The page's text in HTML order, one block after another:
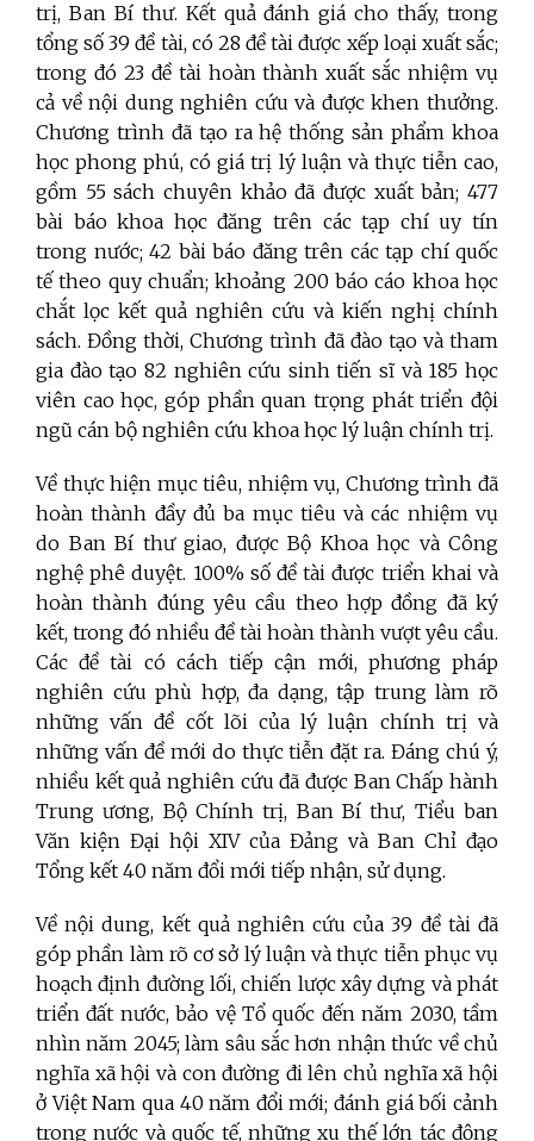
trị, Ban Bí thư. Kết quả đánh giá cho thấy, trong
tổng số 39 đề tài, có 28 đề tài được xếp loại xuất sắc;
trong đó 23 đề tài hoàn thành xuất sắc nhiệm vụ
cả về nội dung nghiên cứu và được khen thưởng.
Chương trình đã tạo ra hệ thống sản phẩm khoa
học phong phú, có giá trị lý luận và thực tiễn cao,
gồm 55 sách chuyên khảo đã được xuất bản; 477
bài báo khoa học đăng trên các tạp chí uy tín
trong nước; 42 bài báo đăng trên các tạp chí quốc
tế theo quy chuẩn; khoảng 200 báo cáo khoa học
chắt lọc kết quả nghiên cứu và kiến nghị chính
sách. Đồng thời, Chương trình đã đào tạo và tham
gia đào tạo 82 nghiên cứu sinh tiến sĩ và 185 học
viên cao học, góp phần quan trọng phát triển đội
ngũ cán bộ nghiên cứu khoa học lý luận chính trị.
Về thực hiện mục tiêu, nhiệm vụ, Chương trình đã
hoàn thành đầy đủ ba mục tiêu và các nhiệm vụ
do Ban Bí thư giao, được Bộ Khoa học và Công
nghệ phê duyệt. 100% số đề tài được triển khai và
hoàn thành đúng yêu cầu theo hợp đồng đã ký
kết, trong đó nhiều đề tài hoàn thành vượt yêu cầu.
Các đề tài có cách tiếp cận mới, phương pháp
nghiên cứu phù hợp, đa dạng, tập trung làm rõ
những vấn đề cốt lõi của lý luận chính trị và
những vấn đề mới do thực tiễn đặt ra. Đáng chú ý,
nhiều kết quả nghiên cứu đã được Ban Chấp hành
Trung ương, Bộ Chính trị, Ban Bí thư, Tiểu ban
Văn kiện Đại hội XIV của Đảng và Ban Chỉ đạo
Tổng kết 40 năm đổi mới tiếp nhận, sử dụng.
Về nội dung, kết quả nghiên cứu của 39 đề tài đã
góp phần làm rõ cơ sở lý luận và thực tiễn phục vụ
hoạch định đường lối, chiến lược xây dựng và phát
triển đất nước, bảo vệ Tổ quốc đến năm 2030, tầm
nhìn năm 2045; làm sâu sắc hơn nhận thức về chủ
nghĩa xã hội và con đường đi lên chủ nghĩa xã hội
ở Việt Nam qua 40 năm đổi mới; đánh giá bối cảnh
trong nước và quốc tế, những xu thế lớn tác động